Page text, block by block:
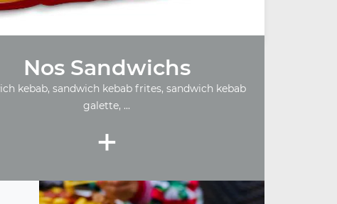
Nos Sandwichs
kebab, sandwich kebab frites, sandwich kebab
galette, ...
+